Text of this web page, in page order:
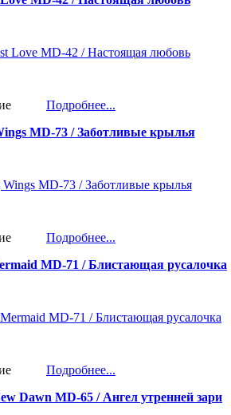
Подробнее...
MD-73 / Заботливые крылья
Подробнее...
MD-71 / Блистающая русалочка
Подробнее...
Dawn MD-65 / Ангел утренней зари